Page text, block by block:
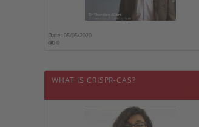
Date :05/05/2020
0
WHAT IS CRISPR-CAS?